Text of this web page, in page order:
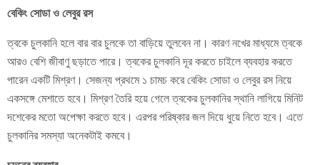
বেকিং সোডা ও লেবুর রস
ত্বকে চুলকানি হলে বার বার চুলকে তা বাড়িয়ে তুলবেন না। কারণ নখের মাধ্যমে ত্বকে
আরও বেশি জীবাণু ছড়াতে পারে। ত্বকের চুলকানি দূর করতে চাইলে ব্যবহার করতে
পারেন একটি মিশ্রণ। সেজন্য প্রথমে ১ চামচ করে বেকিং সোডা ও লেবুর রস নিয়ে
একসঙ্গে মেশাতে হবে। মিশ্রণ তৈরি হয়ে গেলে ত্বকের চুলকানির স্থানি লাগিয়ে মিনিট
দশেকের মতো অপেক্ষা করতে হবে। এরপর পরিষ্কার জল দিয়ে ধুয়ে নিতে হবে। এতে
চুলকানির সমস্যা অনেকটাই কমবে।